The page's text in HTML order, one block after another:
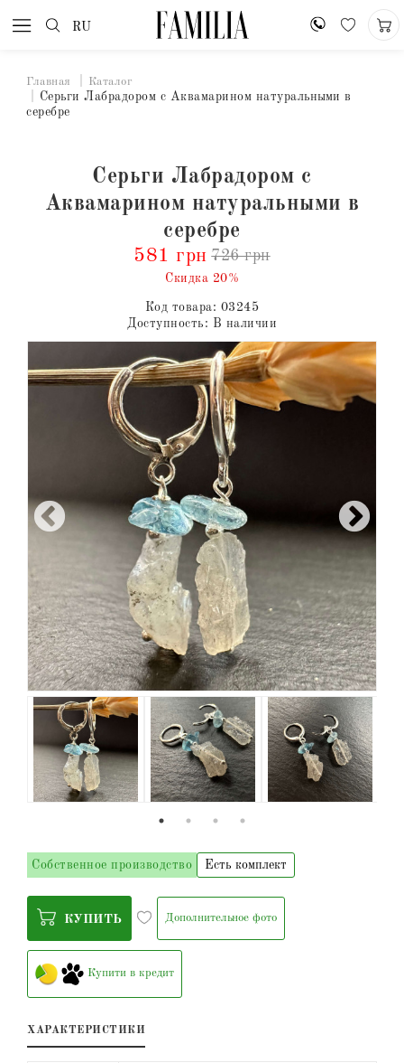
RU
Главная Каталог
Серьги Лабрадором с Аквамарином натуральными в
серебре
Серьги Лабрадором с
Аквамарином натуральными в
серебре
581 грн 726 грн
Скидка 20%
Код товара: 03245
Доступность: В наличии
Собственное производство Есть комплект
КУПИТЬ Дополнительное фото
Купити в кредит
ХАРАКТЕРИСТИКИ